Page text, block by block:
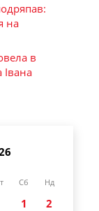
на
в
Сб Нд
1
2